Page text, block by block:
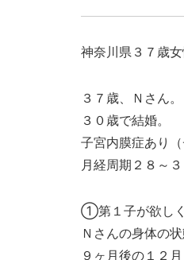
神奈川県３７歳女
３７歳、Ｎさん
３０歳で結婚。
子宮内膜症あり
月経周期２８～３
①第１子が欲し
Ｎさんの身体の
９ヶ月後の１２